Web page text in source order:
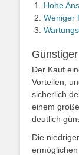
Hohe
Weniger
Der Kauf
Vorteilen,
sicherlich
einem
deutlich
Die